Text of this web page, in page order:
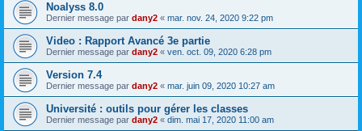
Noalyss 8.0
Dernier message par dany2 « mar. nov. 24, 2020 9:22 pm
Video : Rapport Avancé 3e partie
Dernier message par dany2 « ven. oct. 09, 2020 6:28 pm
Version 7.4
Dernier message par dany2 « mar. juin 09, 2020 10:27 am
Université : outils pour gérer les classes
Dernier message par dany2 « dim. mai 17, 2020 11:00 am